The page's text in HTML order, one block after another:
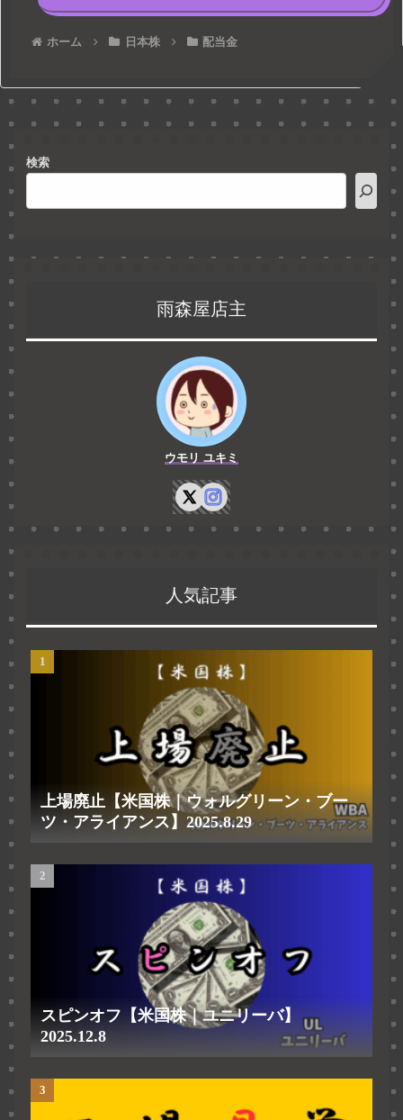
ホーム 日本株 配当金
検索
雨森屋店主
ウモリ ユキミ
人気記事
上場廃止【米国株｜ウォルグリーン・ブー
ツ・アライアンス】2025.8.29
スピンオフ【米国株｜ユニリーバ】
2025.12.8